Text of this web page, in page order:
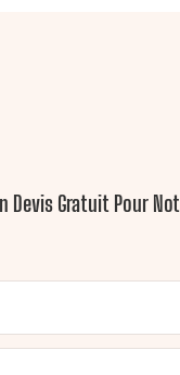
Gratuit Pour